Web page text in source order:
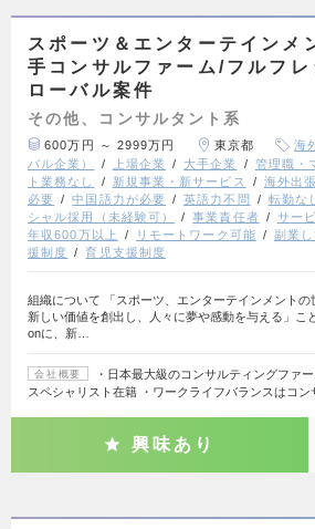
スポーツ＆エンターテインメ
手コンサルファーム/フルフ
ローバル案件
その他、コンサルタント系
600万円 ～ 2999万円 東京都
海
バル企業）
上場企業 大手企業 管理職・
ト業務なし
新規事業・新サービス 海外出張
必要
中国語力が必要 英語力不問 転勤な
シャル採用（未経験可）
事業責任者 サー
年収600万以上
リモートワーク可能 副業
援制度
育児支援制度
組織について 「スポーツ、エンターテインメントの
新しい価値を創出し、人々に夢や感動を与える」こ
onに、新…
会社概要
・日本最大級のコンサルティングファ
スペシャリスト在籍 ・ワークライフバランスはコン
興味あり